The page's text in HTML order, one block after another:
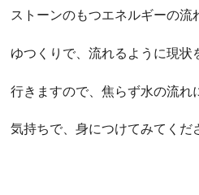
ストーンのもつエネルギーの流
ゆつくりで、流れるように現状
行きますので、焦らず水の流れ
気持ちで、身につけてみてくだ